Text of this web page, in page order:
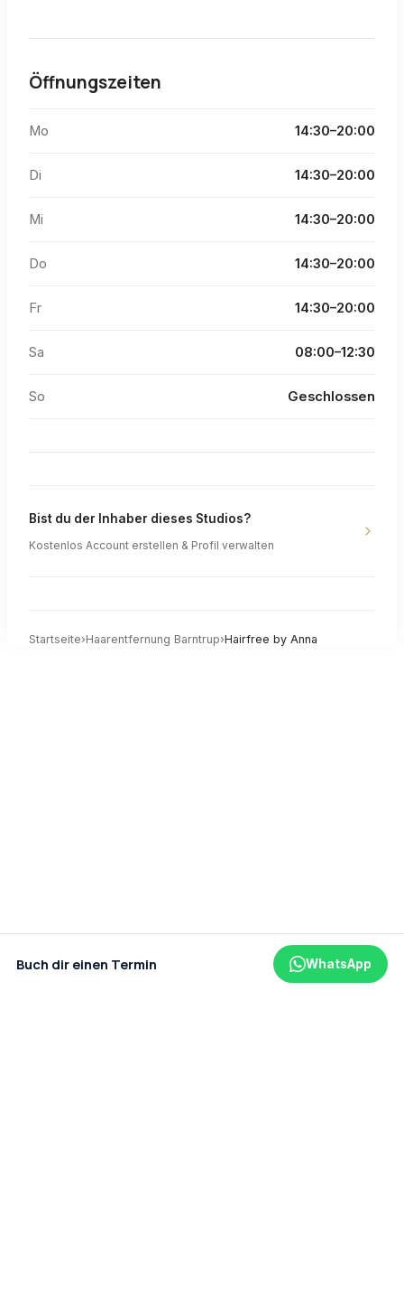
Öffnungszeiten
Mo 14:30–20:00
Di 14:30–20:00
Mi 14:30–20:00
Do 14:30–20:00
Fr 14:30–20:00
Sa 08:00–12:30
So Geschlossen
Bist du der Inhaber dieses Studios?
Kostenlos Account erstellen & Profil verwalten
Startseite›Haarentfernung Barntrup›Hairfree by Anna
Buch dir einen Termin WhatsApp